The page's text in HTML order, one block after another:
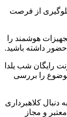
از فرصت
هوشمند را
داشته باشید.
رایگان شب یلدا
را بررسی
کلاهبرداری
و مجاز